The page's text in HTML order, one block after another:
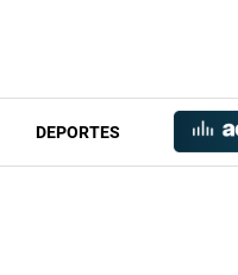
DEPORTES